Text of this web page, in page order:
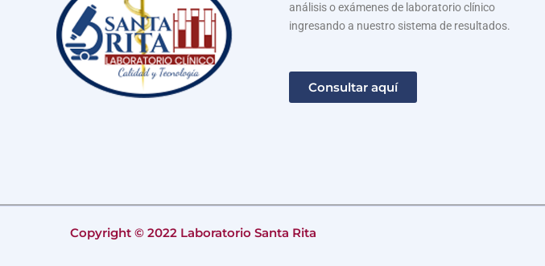
análisis o exámenes de laboratorio clínico
ingresando a nuestro sistema de resultados.
Consultar aquí
Copyright © 2022 Laboratorio Santa Rita